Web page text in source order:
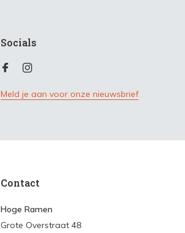
Socials
Meld je aan voor onze nieuwsbrief
Contact
Hoge Ramen
Grote Overstraat 48